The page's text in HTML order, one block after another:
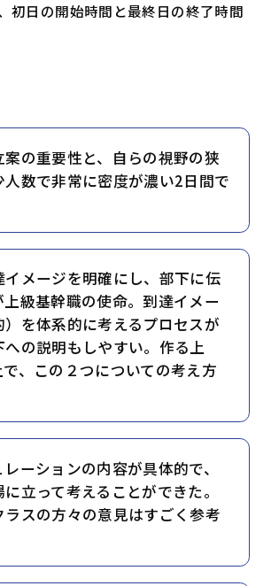
初日の開始時間と最終日の終了時間
案の重要性と、自らの視野の狭
人数で非常に密度が濃い2日間で
イメージを明確にし、部下に伝
上級基幹職の使命。到達イメー
を体系的に考えるプロセスが
の説明もしやすい。作る上
、この２つについての考え方
ーションの内容が具体的で、
立って考えることができた。
スの方々の意見はすごく参考